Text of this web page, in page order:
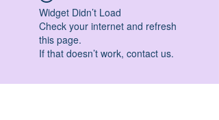
Widget Didn’t Load
Check your internet and refresh
this page.
If that doesn’t work, contact us.